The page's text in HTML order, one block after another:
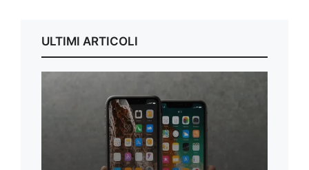
ULTIMI ARTICOLI